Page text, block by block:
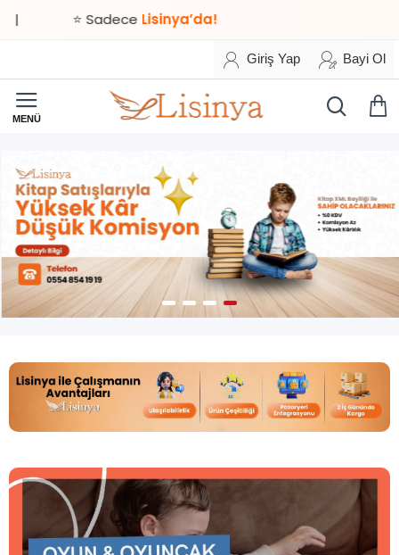
Tedarikçisi
⭐ SadeceLisinya’da!
Giriş Yap Bayi Ol